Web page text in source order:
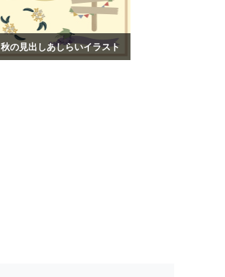
秋の見出しあしらいイラスト